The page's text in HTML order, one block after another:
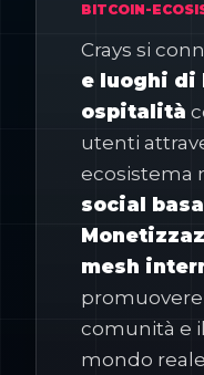
BITCOIN-
Crays si
e luoghi
ospitalità
utenti
ecosistema
social
mesh
comunità e
mondo